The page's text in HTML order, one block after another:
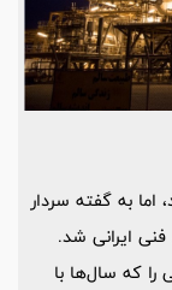
به گفته سردار
ایرانی شد.
را که سال‌ها با